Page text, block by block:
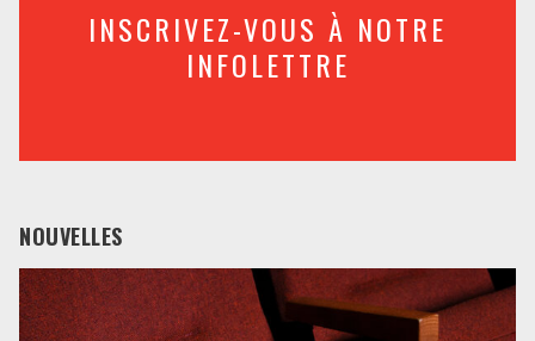
INSCRIVEZ-VOUS À NOTRE
INFOLETTRE
NOUVELLES